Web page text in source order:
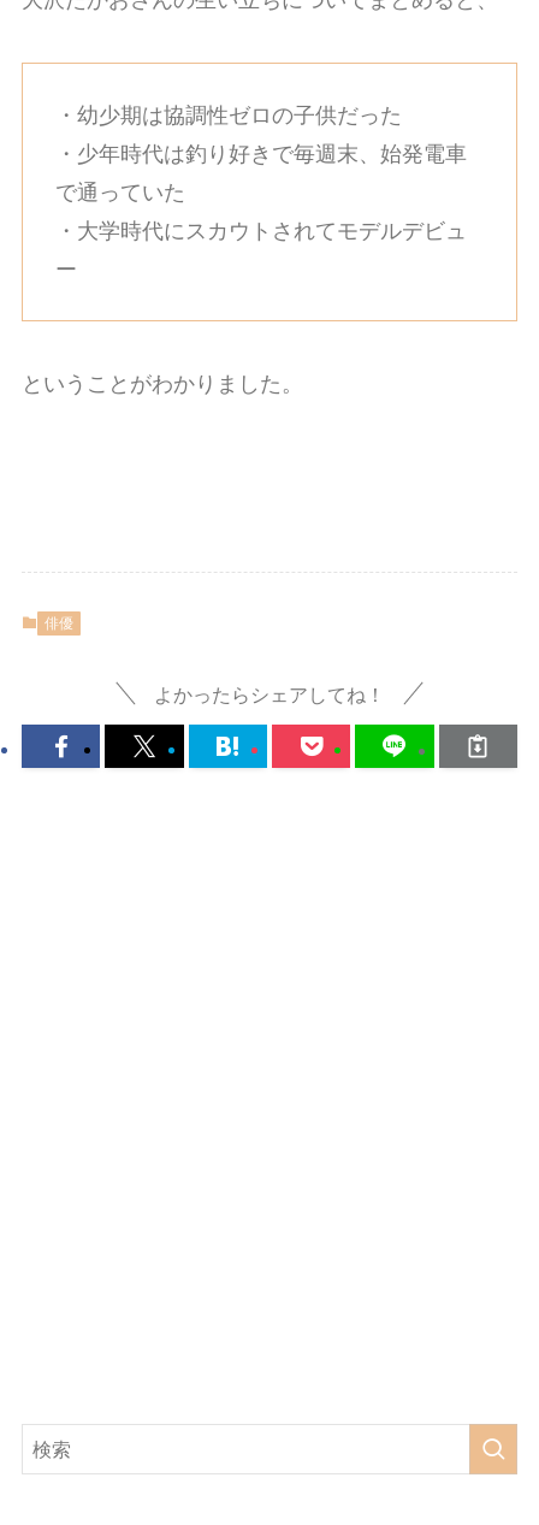
・幼少期は協調性ゼロの子供だった
・少年時代は釣り好きで毎週末、始発電車
で通っていた
・大学時代にスカウトされてモデルデビュ
ー
ということがわかりました。
俳優
よかったらシェアしてね！